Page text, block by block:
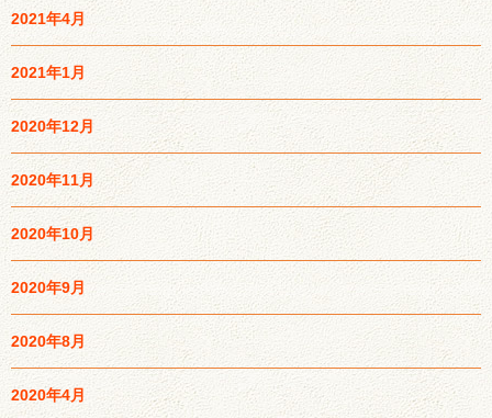
2021年4月
2021年1月
2020年12月
2020年11月
2020年10月
2020年9月
2020年8月
2020年4月